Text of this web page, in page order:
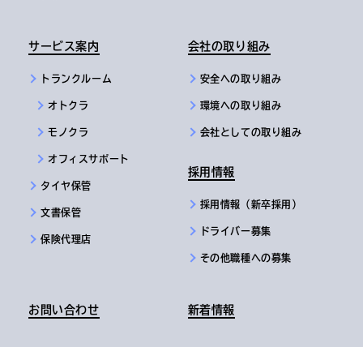
サービス案内
トランクルーム
オトクラ
モノクラ
オフィスサポート
タイヤ保管
文書保管
保険代理店
会社の取り組み
安全への取り組み
環境への取り組み
会社としての取り組み
採用情報
採用情報（新卒採用）
ドライバー募集
その他職種への募集
お問い合わせ 新着情報